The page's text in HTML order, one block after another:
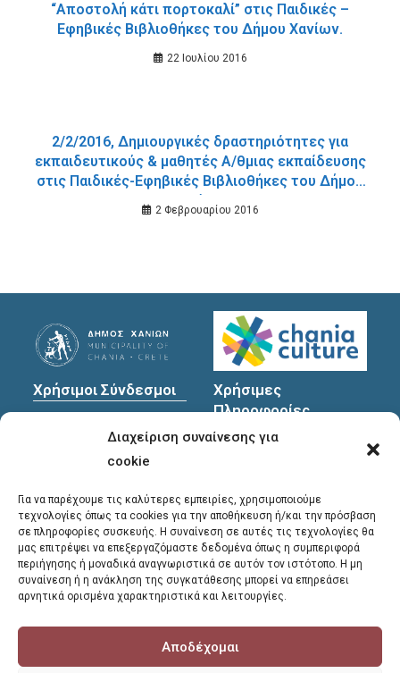
Διαχείριση συναίνεσης για
cookie
Για να παρέχουμε τις καλύτερες εμπειρίες, χρησιμοποιούμε
τεχνολογίες όπως τα cookies για την αποθήκευση ή/και την πρόσβαση
σε πληροφορίες συσκευής. Η συναίνεση σε αυτές τις τεχνολογίες θα
μας επιτρέψει να επεξεργαζόμαστε δεδομένα όπως η συμπεριφορά
περιήγησης ή μοναδικά αναγνωριστικά σε αυτόν τον ιστότοπο. Η μη
συναίνεση ή η ανάκληση της συγκατάθεσης μπορεί να επηρεάσει
αρνητικά ορισμένα χαρακτηριστικά και λειτουργίες.
Αποδέχομαι
“Αποστολή κάτι πορτοκαλί” στις Παιδικές –
Εφηβικές Βιβλιοθήκες του Δήμου Χανίων.
22 Ιουλίου 2016
2/2/2016, Δημιουργικές δραστηριότητες για
εκπαιδευτικούς & μαθητές Α/θμιας εκπαίδευσης
στις Παιδικές-Εφηβικές Βιβλιοθήκες του Δήμου
Χανίων.
2 Φεβρουαρίου 2016
Χρήσιμοι Σύνδεσμοι
Προσωπικών
Χρήσιμες
Πληροφορίες
Διεύθυνση
Χανιά, 731 35
Τηλέφωνα
επικοινωνίας:
28213 41661
28213
E-mail
library@chania.gr